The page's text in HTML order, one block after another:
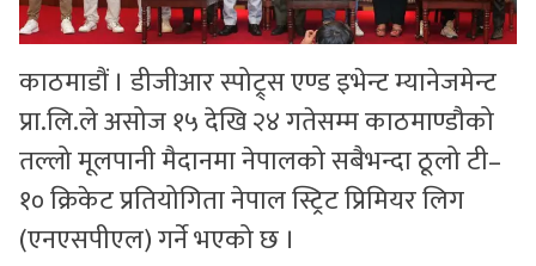
काठमाडौं । डीजीआर स्पोट्र्स एण्ड इभेन्ट म्यानेजमेन्ट
प्रा.लि.ले असोज १५ देखि २४ गतेसम्म काठमाण्डौको
तल्लो मूलपानी मैदानमा नेपालको सबैभन्दा ठूलो टी–
१० क्रिकेट प्रतियोगिता नेपाल स्ट्रिट प्रिमियर लिग
(एनएसपीएल) गर्ने भएको छ ।